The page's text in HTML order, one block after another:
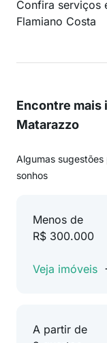
Confira serviços
Flamiano Costa
Encontre mais
Matarazzo
Algumas
sonhos
Menos de
R$ 300.000
Veja imóveis
A partir de